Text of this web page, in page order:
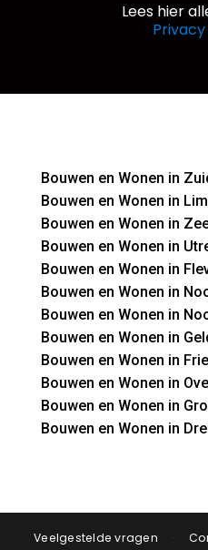
Lees hier
Bouwen en Wonen in
Bouwen en Wonen in
Bouwen en Wonen in
Bouwen en Wonen in
Bouwen en Wonen in
Bouwen en Wonen in
Bouwen en Wonen in
Bouwen en Wonen in
Bouwen en Wonen in
Bouwen en Wonen in
Bouwen en Wonen in
Bouwen en Wonen in
Veelgestelde vragen ·